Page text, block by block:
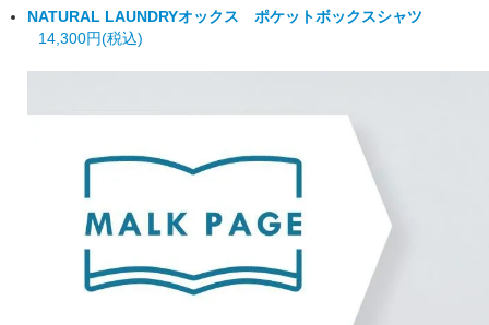
NATURAL LAUNDRYオックス ポケットボックスシャツ
14,300円(税込)